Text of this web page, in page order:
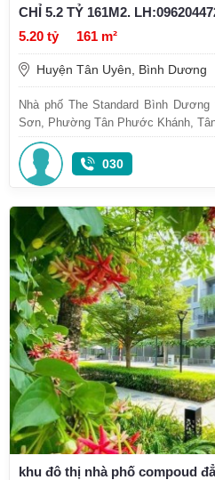
CHỈ 5.2 TỶ 161M2.
5.20 tỷ
161 m²
Huyện Tân Uyên, Bình Dương
Nhà phố The Standard Bình
Sơn, Phường Tân Phước Khánh,
030
khu đô thị nhà phố compoud